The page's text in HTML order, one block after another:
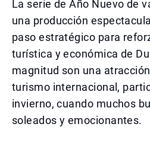
La serie de Año Nuevo de
una producción
paso estratégico para
turística y económica de
magnitud son una
turismo internacional,
invierno, cuando muchos
soleados y emocionantes.